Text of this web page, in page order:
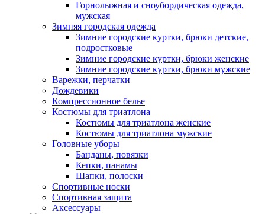
Горнолыжная и сноубордическая одежда,
мужская
Зимняя городская одежда
Зимние городские куртки, брюки детские,
подростковые
Зимние городские куртки, брюки женские
Зимние городские куртки, брюки мужские
Варежки, перчатки
Дождевики
Компрессионное белье
Костюмы для триатлона
Костюмы для триатлона женские
Костюмы для триатлона мужские
Головные уборы
Банданы, повязки
Кепки, панамы
Шапки, полоски
Спортивные носки
Спортивная защита
Аксессуары